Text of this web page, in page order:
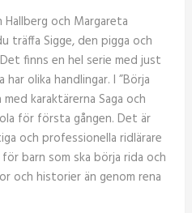
Hallberg och Margareta
träffa Sigge, den pigga och
finns en hel serie med just
olika handlingar. I ”Börja
karaktärerna Saga och
för första gången. Det är
och professionella ridlärare
barn som ska börja rida och
och historier än genom rena